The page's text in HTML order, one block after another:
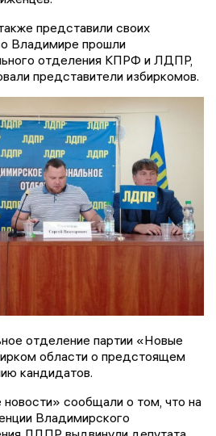
представили своих
Владимире прошли
отделения КПРФ и ЛДПР,
представители избиркомов.
отделение партии «Новые
области о предстоящем
кандидатов.
сообщали о том, что на
Владимирского